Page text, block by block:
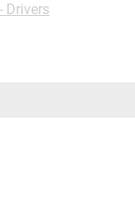
Drivers